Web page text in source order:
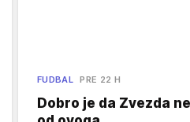
FUDBAL PRE 22 H
Dobro je da Zvezda